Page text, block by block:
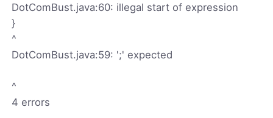
DotComBust.java:60: illegal start of expression
}
^
DotComBust.java:59: ';' expected
^
4 errors